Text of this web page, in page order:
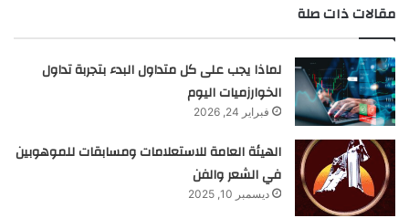
مقالات ذات صلة
لماذا يجب على كل متداول البدء بتجربة تداول
الخوارزميات اليوم
فبراير 24, 2026
الهيئة العامة للاستعلامات ومسابقات للموهوبين
في الشعر والفن
ديسمبر 10, 2025